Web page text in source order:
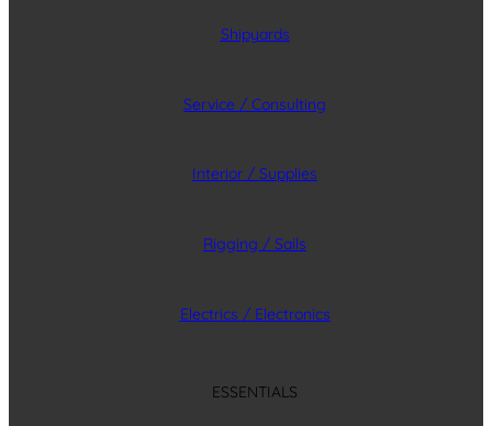
Shipyards
Service / Consulting
Interior / Supplies
Rigging / Sails
Electrics / Electronics
ESSENTIALS